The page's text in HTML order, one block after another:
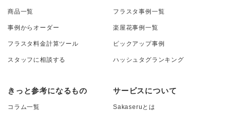
商品一覧
事例からオーダー
フラスタ料金計算ツール
スタッフに相談する
フラスタ事例一覧
楽屋花事例一覧
ピックアップ事例
ハッシュタグランキング
きっと参考になるもの
コラム一覧
サービスについて
Sakaseruとは